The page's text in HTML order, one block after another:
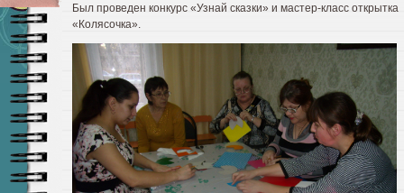
Был проведен конкурс «Узнай сказки» и мастер-класс открытка
«Колясочка».